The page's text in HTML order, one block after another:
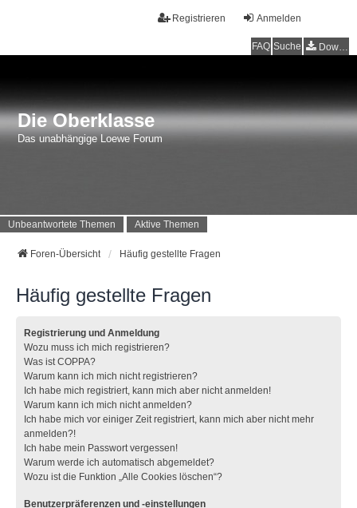
Anmelden
Registrieren
FAQ Suche Downloads
Die Oberklasse
Das unabhängige Loewe Forum
Unbeantwortete Themen Aktive Themen
Foren-Übersicht Häufig gestellte Fragen
Häufig gestellte Fragen
Registrierung und Anmeldung
Wozu muss ich mich registrieren?
Was ist COPPA?
Warum kann ich mich nicht registrieren?
Ich habe mich registriert, kann mich aber nicht anmelden!
Warum kann ich mich nicht anmelden?
Ich habe mich vor einiger Zeit registriert, kann mich aber nicht mehr
anmelden?!
Ich habe mein Passwort vergessen!
Warum werde ich automatisch abgemeldet?
Wozu ist die Funktion „Alle Cookies löschen“?
Benutzerpräferenzen und -einstellungen